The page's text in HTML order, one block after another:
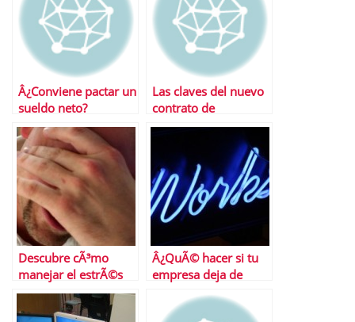
Â¿Conviene pactar un
sueldo neto?
Las claves del nuevo
contrato de
formaciÃ³n
Descubre cÃ³mo
manejar el estrÃ©s
laboral
Â¿QuÃ© hacer si tu
empresa deja de